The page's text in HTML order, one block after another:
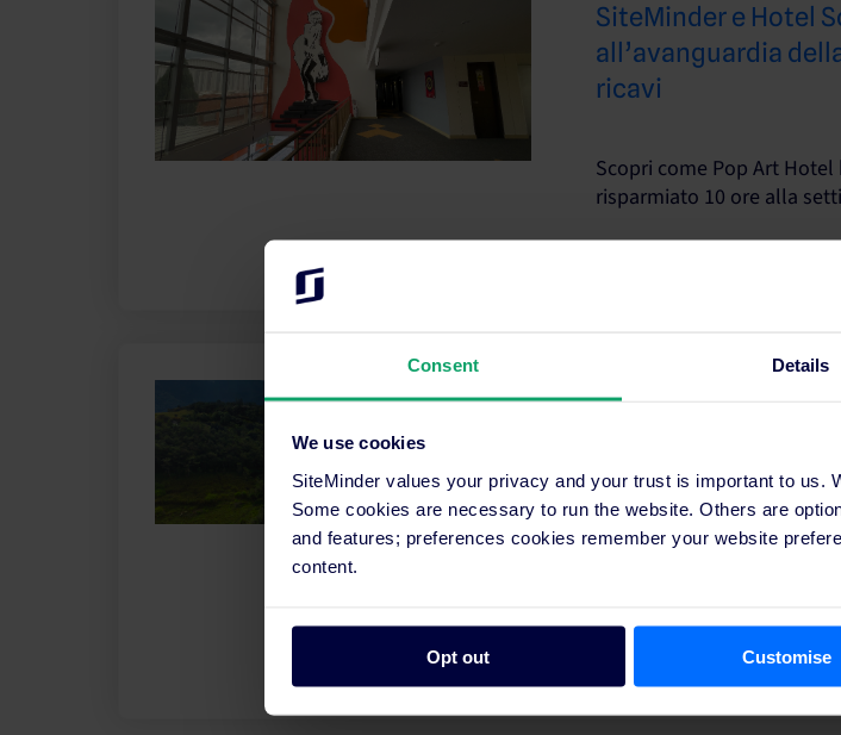
Consent Details
We use cookies
SiteMinder values your privacy and your trust is important to us.
Some cookies are necessary to run the website. Others are
and features; preferences cookies remember your website
content.
Opt out Customise
SiteMinder e Hotel
all’avanguardia
ricavi
Scopri come Pop Art
risparmiato 10 ore alla
Da frammentato a
piattaforma
Da quando ha
Luna Volcán ha ottenuto
Continua a leggere